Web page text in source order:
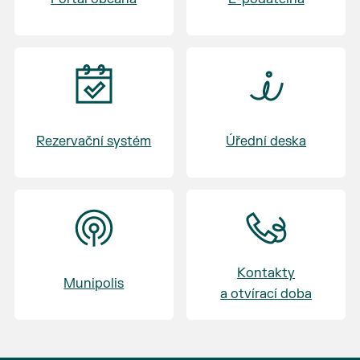
Rezervační systém Úřední deska
Munipolis
Kontakty
a otvírací doba